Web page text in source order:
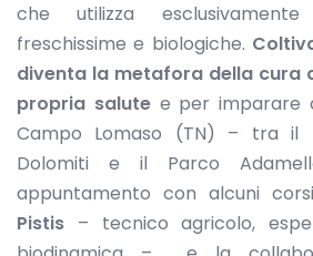
che utilizza
freschissime e biologiche.
diventa la metafora della cura
propria salutee per imparare
Campo Lomaso (TN) – tra il
Dolomiti e il Parco
appuntamento con alcuni
Pistis – tecnico agricolo,